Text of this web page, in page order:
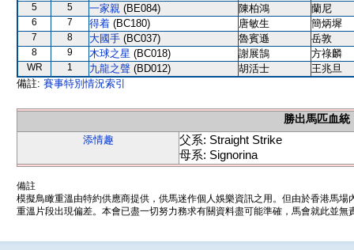
5 5 一家親 (BE084) 陳柏鴻 蘭尼
6 7 得着 (BC180) 唐敏生 簡炳墀
7 8 大國手 (BC037) 魯賓遜 岳敦
8 9 木球之星 (BC018) 謝展鵠 方祿麟
WR 1 九龍之聲 (BD012) 胡活士
王兆旦
備註: 賽事特別情況索引
勝出馬匹血統
添情趣
父系: Straight Strike
母系: Signorina
備註
模擬鳥瞰重溫由特約供應商提供，供馬迷作個人娛樂資訊之用。但由於香港馬
重溫片段出現偏差。本會已盡一切努力務求有關資料盡可能準確，馬會就此並